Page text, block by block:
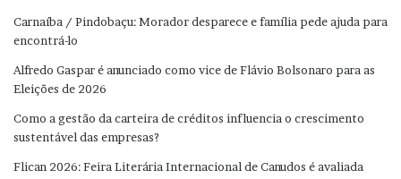
Carnaíba / Pindobaçu: Morador desparece e família pede ajuda para
encontrá-lo
Alfredo Gaspar é anunciado como vice de Flávio Bolsonaro para as
Eleições de 2026
Como a gestão da carteira de créditos influencia o crescimento
sustentável das empresas?
Flican 2026: Feira Literária Internacional de Canudos é avaliada